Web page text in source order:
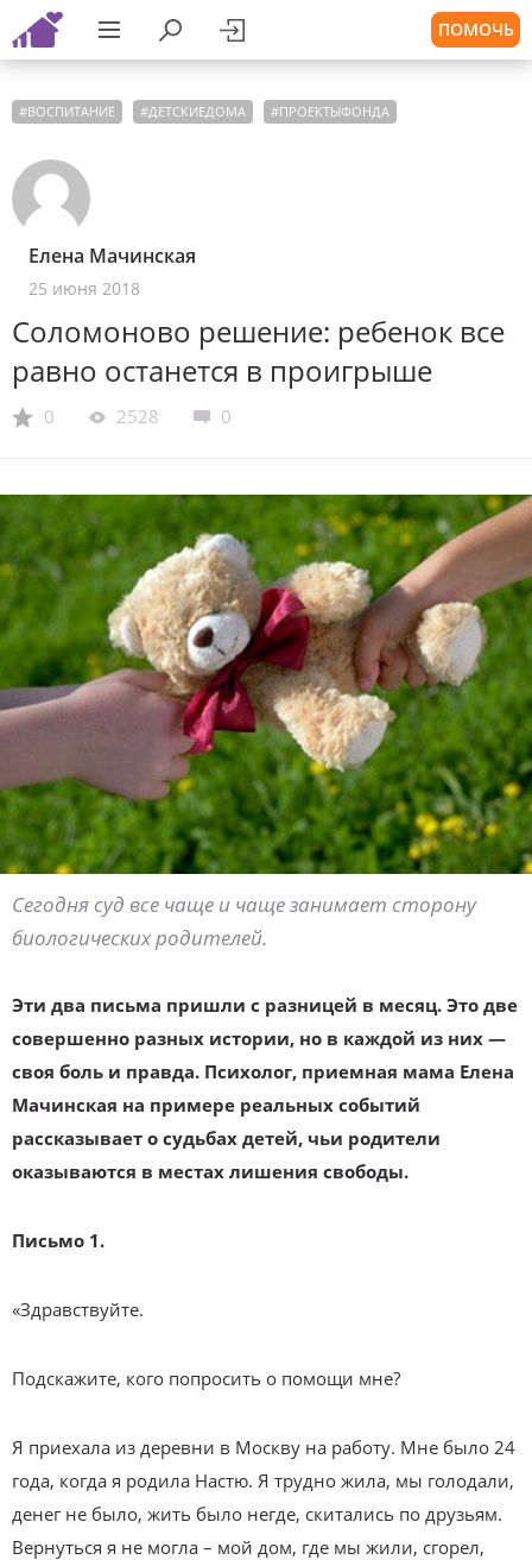
ПОМОЧЬ
#ВОСПИТАНИЕ #ДЕТСКИЕДОМА #ПРОЕКТЫФОНДА
Елена Мачинская
25 июня 2018
Соломоново решение: ребенок все
равно останется в проигрыше
0 2528 0
Сегодня суд все чаще и чаще занимает сторону
биологических родителей.
Эти два письма пришли с разницей в месяц. Это две
совершенно разных истории, но в каждой из них —
своя боль и правда. Психолог, приемная мама Елена
Мачинская на примере реальных событий
рассказывает о судьбах детей, чьи родители
оказываются в местах лишения свободы.
Письмо 1.
«Здравствуйте.
Подскажите, кого попросить о помощи мне?
Я приехала из деревни в Москву на работу. Мне было 24
года, когда я родила Настю. Я трудно жила, мы голодали,
денег не было, жить было негде, скитались по друзьям.
Вернуться я не могла – мой дом, где мы жили, сгорел,